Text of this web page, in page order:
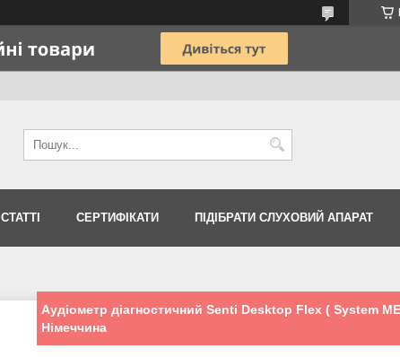
СТАТТІ СЕРТИФІКАТИ ПІДІБРАТИ СЛУХОВИЙ АПАРАТ
Аудіометр діагностичний Senti Desktop Flex ( System
Німеччина